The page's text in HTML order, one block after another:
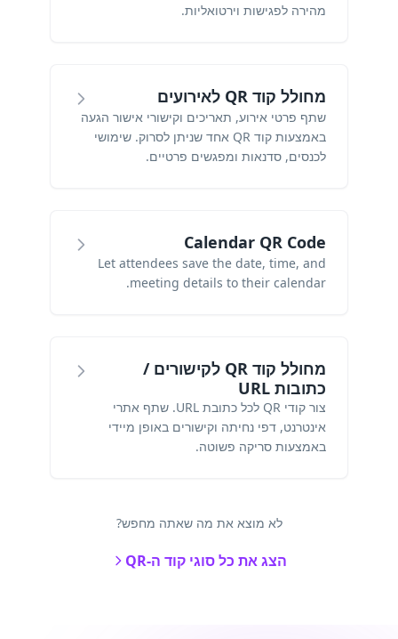
מהירה לפגישות וירטואליות.
מחולל קוד QR לאירועים
שתף פרטי אירוע, תאריכים וקישורי אישור הגעה
באמצעות קוד QR אחד שניתן לסרוק. שימושי
לכנסים, סדנאות ומפגשים פרטיים.
Calendar QR Code
Let attendees save the date, time, and
meeting details to their calendar.
מחולל קוד QR לקישורים /
כתובות URL
צור קודי QR לכל כתובת URL. שתף אתרי
אינטרנט, דפי נחיתה וקישורים באופן מיידי
באמצעות סריקה פשוטה.
לא מוצא את מה שאתה מחפש?
הצג את כל סוגי קוד ה-QR